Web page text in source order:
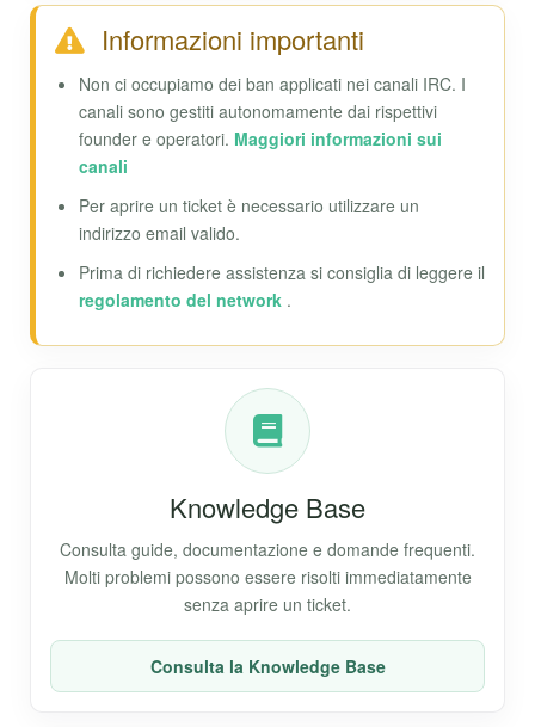
Informazioni importanti
Non ci occupiamo dei ban applicati nei canali IRC. I
canali sono gestiti autonomamente dai rispettivi
founder e operatori. Maggiori informazioni sui
canali
Per aprire un ticket è necessario utilizzare un
indirizzo email valido.
Prima di richiedere assistenza si consiglia di leggere il
regolamento del network .
Knowledge Base
Consulta guide, documentazione e domande frequenti.
Molti problemi possono essere risolti immediatamente
senza aprire un ticket.
Consulta la Knowledge Base